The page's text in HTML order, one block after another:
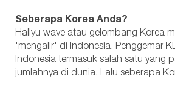
Seberapa Korea Anda?
Hallyu wave atau gelombang Korea
'mengalir' di Indonesia. Penggemar
Indonesia termasuk salah satu yang
jumlahnya di dunia. Lalu seberapa